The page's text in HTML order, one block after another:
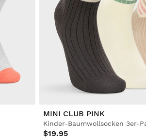
MINI CLUB PINK
Kinder-Baumwollsocken 3er-
$19.95